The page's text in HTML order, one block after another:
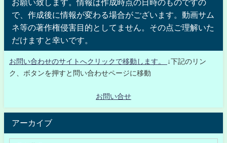
お願い致します。情報は作成時点の日時のものですの
で、作成後に情報が変わる場合がございます。動画サム
ネ等の著作権侵害目的としてません。その点ご理解いた
だけますと幸いです。
お問い合わせのサイトへクリックで移動します。
↓下記のリン
ク、ボタンを押すと問い合わせページに移動
お問い合せ
アーカイブ